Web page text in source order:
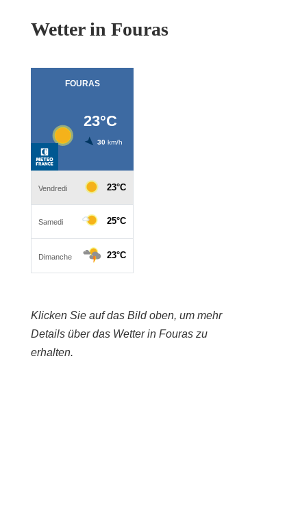
Wetter in Fouras
Klicken Sie auf das Bild oben, um mehr
Details über das Wetter in Fouras zu
erhalten.